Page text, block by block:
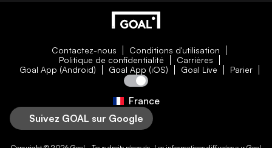
Contactez-nous
Conditions d'utilisation
Politique de confidentialité
Carrières
Goal App (Android)
Goal App (iOS) Goal Live Parier
France
Suivez GOAL sur Google